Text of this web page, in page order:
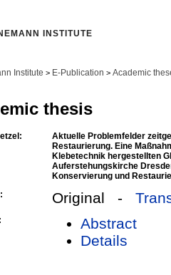
INSTITUTE
Institute > E-Publication > Academic
thesis
Aktuelle Problemfelder
Restaurierung. Eine
Klebetechnik hergestellten
Auferstehungskirche
Konservierung und
Original -
Abstract
Details